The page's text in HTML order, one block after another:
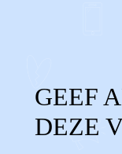
GEEF
DEZE